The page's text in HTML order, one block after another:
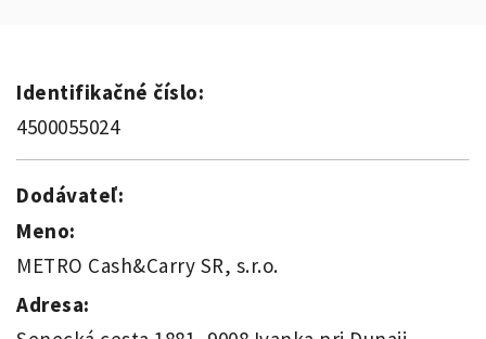
Identifikačné číslo:
4500055024
Dodávateľ:
Meno:
METRO Cash&Carry SR, s.r.o.
Adresa: